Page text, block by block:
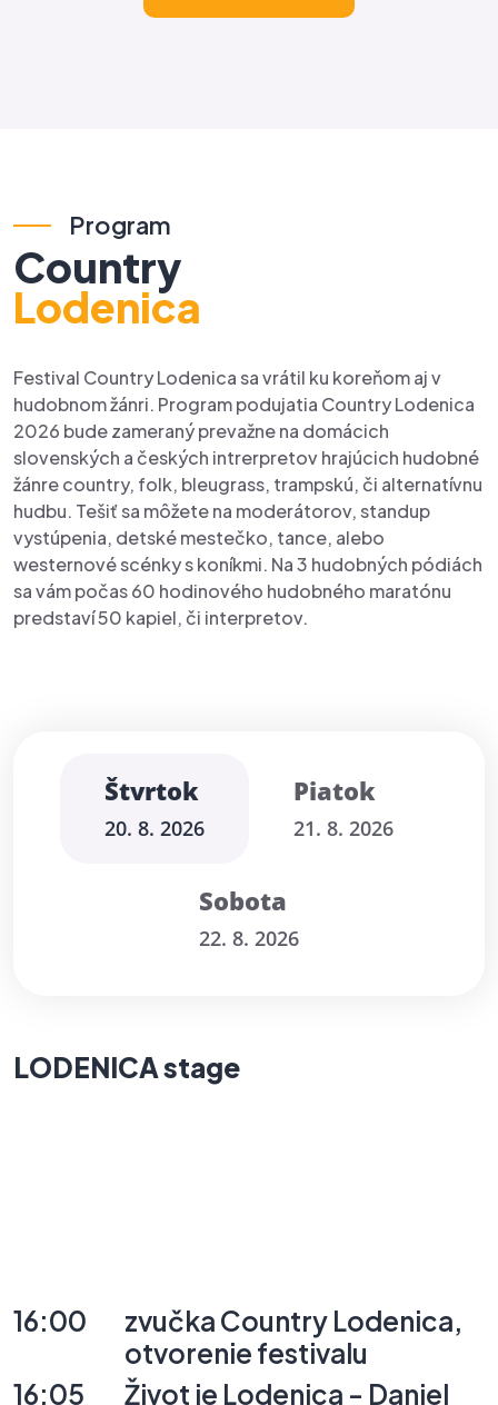
Program
Country
Lodenica
Festival Country Lodenica sa vrátil ku koreňom aj v
hudobnom žánri. Program podujatia Country Lodenica
2026 bude zameraný prevažne na domácich
slovenských a českých intrerpretov hrajúcich hudobné
žánre country, folk, bleugrass, trampskú, či alternatívnu
hudbu. Tešiť sa môžete na moderátorov, standup
vystúpenia, detské mestečko, tance, alebo
westernové scénky s koníkmi. Na 3 hudobných pódiách
sa vám počas 60 hodinového hudobného maratónu
predstaví 50 kapiel, či interpretov.
Štvrtok
20. 8. 2026
Piatok
21. 8. 2026
Sobota
22. 8. 2026
LODENICAstage
16:00 zvučka Country Lodenica,
otvorenie festivalu
16:05
Život je Lodenica - Daniel